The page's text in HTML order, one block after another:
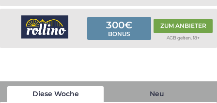
300€
BONUS
ZUM ANBIETER
AGB gelten, 18+
Diese Woche Neu